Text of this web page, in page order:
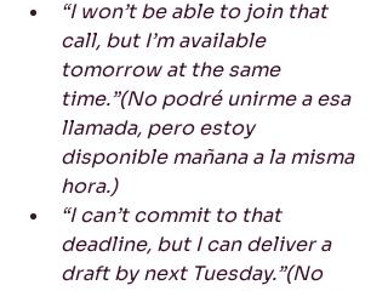
“I won’t be able to join that
call, but I’m available
tomorrow at the same
time.”(No podré unirme a esa
llamada, pero estoy
disponible mañana a la misma
hora.)
“I can’t commit to that
deadline, but I can deliver a
draft by next Tuesday.”(No